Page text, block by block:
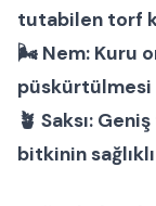
tutabilen torf
🌬 Nem: Kuru
püskürtülmesi
🪴 Saksı: Geniş
bitkinin